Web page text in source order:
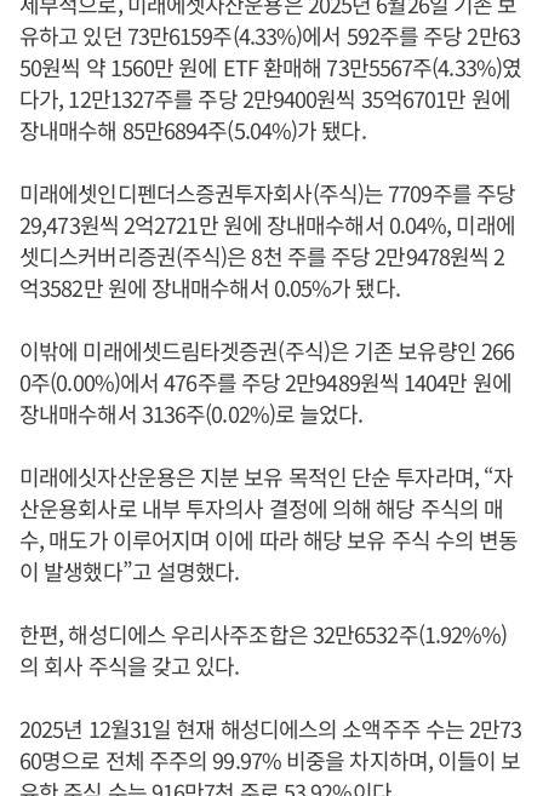
유하고 있던 73만6159주(4.33%)에서 592주를 주당 2만63
50원씩 약 1560만 원에 ETF 환매해 73만5567주(4.33%)였
다가, 12만1327주를 주당 2만9400원씩 35억6701만 원에
장내매수해 85만6894주(5.04%)가 됐다.
미래에셋인디펜더스증권투자회사(주식)는 7709주를 주당
29,473원씩 2억2721만 원에 장내매수해서 0.04%, 미래에
셋디스커버리증권(주식)은 8천 주를 주당 2만9478원씩 2
억3582만 원에 장내매수해서 0.05%가 됐다.
이밖에 미래에셋드림타겟증권(주식)은 기존 보유량인 266
0주(0.00%)에서 476주를 주당 2만9489원씩 1404만 원에
장내매수해서 3136주(0.02%)로 늘었다.
미래에싯자산운용은 지분 보유 목적인 단순 투자라며, “자
산운용회사로 내부 투자의사 결정에 의해 해당 주식의 매
수, 매도가 이루어지며 이에 따라 해당 보유 주식 수의 변동
이 발생했다”고 설명했다.
한편, 해성디에스 우리사주조합은 32만6532주(1.92%%)
의 회사 주식을 갖고 있다.
2025년 12월31일 현재 해성디에스의 소액주주 수는 2만73
60명으로 전체 주주의 99.97% 비중을 차지하며, 이들이 보